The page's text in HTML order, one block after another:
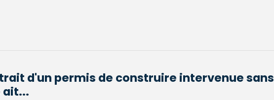
d'un permis de construire intervenue sans
ait...